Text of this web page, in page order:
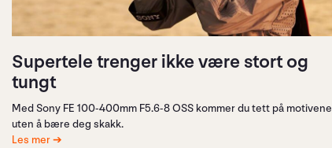
Supertele trenger ikke være stort og
tungt
Med Sony FE 100-400mm F5.6-8 OSS kommer du tett på motivene
uten å bære deg skakk.
Les mer